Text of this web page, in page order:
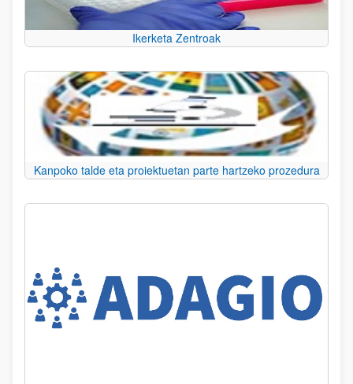
Ikerketa Zentroak
Kanpoko talde eta proiektuetan parte hartzeko prozedura